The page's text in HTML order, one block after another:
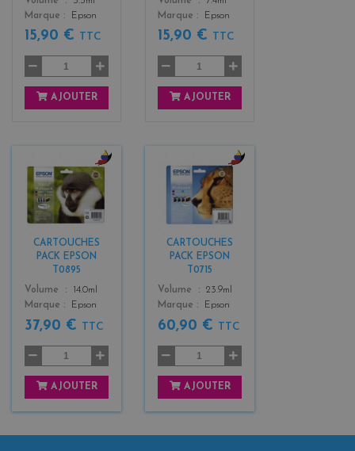
Marque
Epson
15,90 € TTC
AJOUTER
Marque
Epson
15,90 € TTC
AJOUTER
CARTOUCHES
PACK EPSON
T0895
Color
b
l
a
c
k
+
Volume
14.0ml
Marque
Epson
37,90 € TTC
AJOUTER
CARTOUCHES
PACK EPSON
T0715
Color
b
l
a
c
k
+
Volume
23.9ml
Marque
Epson
60,90 € TTC
AJOUTER